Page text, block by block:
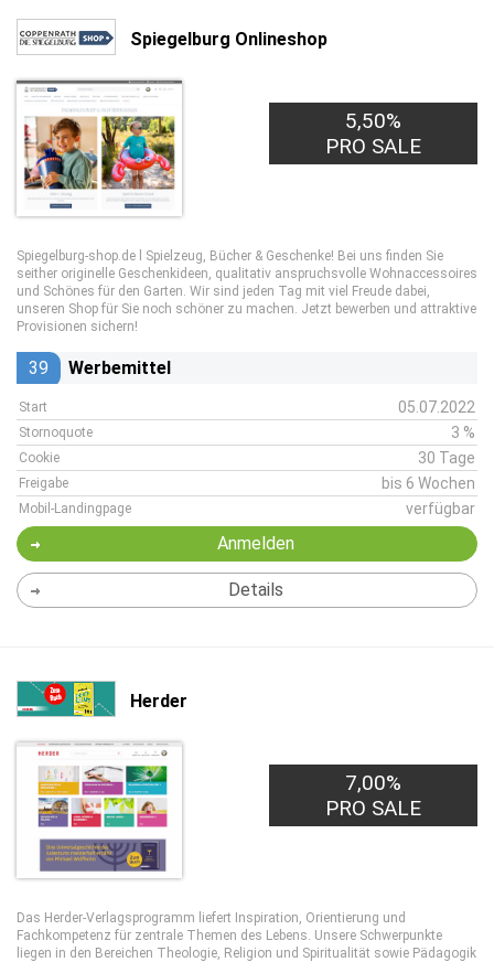
Spiegelburg Onlineshop
5,50%
PRO SALE
Spiegelburg-shop.de l Spielzeug, Bücher & Geschenke! Bei uns finden Sie
seither originelle Geschenkideen, qualitativ anspruchsvolle Wohnaccessoires
und Schönes für den Garten. Wir sind jeden Tag mit viel Freude dabei,
unseren Shop für Sie noch schöner zu machen. Jetzt bewerben und attraktive
Provisionen sichern!
39 Werbemittel
Start 05.07.2022
Stornoquote 3 %
Cookie 30 Tage
Freigabe bis 6 Wochen
Mobil-Landingpage verfügbar
Anmelden
Details
Herder
7,00%
PRO SALE
Das Herder-Verlagsprogramm liefert Inspiration, Orientierung und
Fachkompetenz für zentrale Themen des Lebens. Unsere Schwerpunkte
liegen in den Bereichen Theologie, Religion und Spiritualität sowie Pädagogik